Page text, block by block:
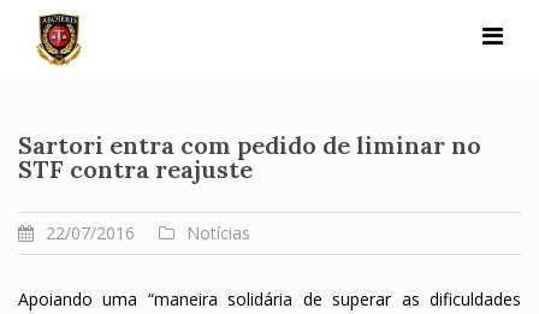
content
Sartori entra com pedido de liminar no
STF contra reajuste
22/07/2016 Notícias
Apoiando uma “maneira solidária de superar as dificuldades